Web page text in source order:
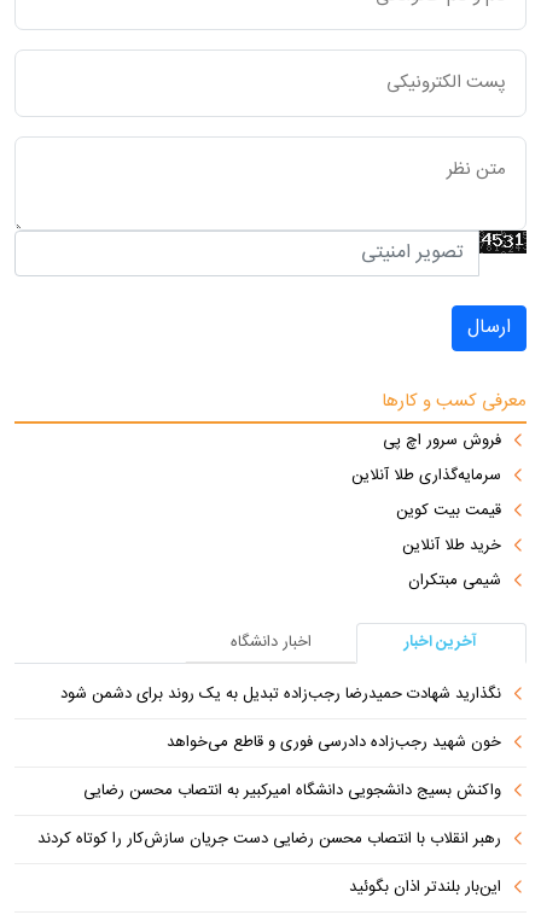
ارسال
معرفی کسب و کارها
فروش سرور اچ پی
سرمایه‌گذاری طلا آنلاین
قیمت بیت کوین
خرید طلا آنلاین
شیمی مبتکران
آخرین اخبار
اخبار دانشگاه
نگذارید شهادت حمیدرضا رجب‌زاده تبدیل به یک روند برای دشمن شود
خون شهید رجب‌زاده دادرسی فوری و قاطع می‌خواهد
واکنش بسیج دانشجویی دانشگاه امیرکبیر به انتصاب محسن رضایی
رهبر انقلاب با انتصاب محسن رضایی دست جریان سازش‌کار را کوتاه کردند
این‌بار بلندتر اذان بگوئید